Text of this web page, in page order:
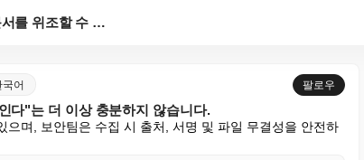
AI는 몇 분 안에 문서를 위조할 수 있습니다. "그럴...
어 팔로우
다"는 더 이상 충분하지 않습니다.
며, 보안팀은 수집 시 출처, 서명 및 파일 무결성을 안전하